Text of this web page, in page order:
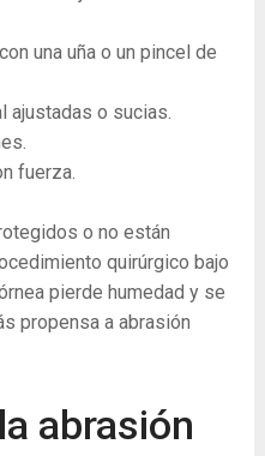
una uña o un pincel de
ajustadas o sucias.
fuerza.
o no están
quirúrgico bajo
pierde humedad y se
propensa a abrasión
abrasión